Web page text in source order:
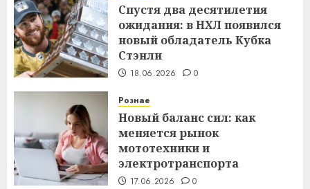
Спустя два десятилетия
ожидания: в НХЛ появился
новый обладатель Кубка
Стэнли
18.06.2026 0
Рознае
Новый баланс сил: как
меняется рынок
мототехники и
электротранспорта
17.06.2026 0